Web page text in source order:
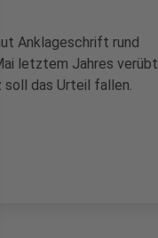
Anklageschrift rund
letztem Jahres verübt
das Urteil fallen.